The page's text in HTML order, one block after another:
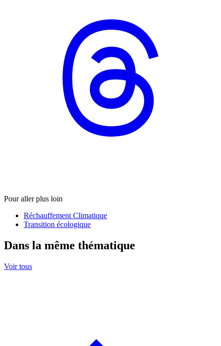
Pour aller plus loin
Réchauffement Climatique
Transition écologique
Dans la même thématique
Voir tous